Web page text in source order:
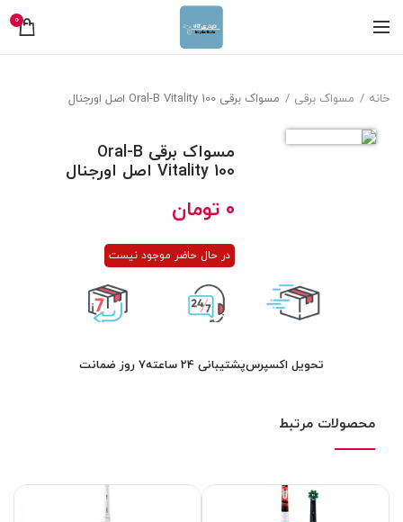
0
خانه مسواک برقی مسواک برقی Oral-B Vitality 100 اصل اورجنال
مسواک برقی Oral-B
Vitality 100 اصل اورجنال
0 تومان
در حال حاضر موجود نیست
تحویل اکسپرسپشتیبانی 24 ساعته 7 روز ضمانت
محصولات مرتبط